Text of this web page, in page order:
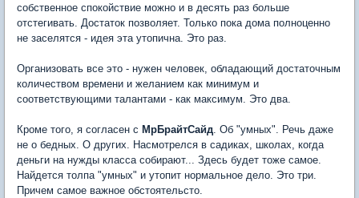
собственное спокойствие можно и в десять раз больше
отстегивать. Достаток позволяет. Только пока дома полноценно
не заселятся - идея эта утопична. Это раз.
Организовать все это - нужен человек, обладающий достаточным
количеством времени и желанием как минимум и
соответствующими талантами - как максимум. Это два.
Кроме того, я согласен с МрБрайтСайд. Об "умных". Речь даже
не о бедных. О других. Насмотрелся в садиках, школах, когда
деньги на нужды класса собирают... Здесь будет тоже самое.
Найдется толпа "умных" и утопит нормальное дело. Это три.
Причем самое важное обстоятельсто.